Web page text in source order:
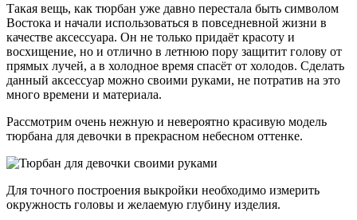
Такая вещь, как тюрбан уже давно перестала быть символом
Востока и начали использоваться в повседневной жизни в
качестве аксессуара. Он не только придаёт красоту и
восхищение, но и отлично в летнюю пору защитит голову от
прямых лучей, а в холодное время спасёт от холодов. Сделать
данный аксессуар можно своими руками, не потратив на это
много времени и материала.
Рассмотрим очень нежную и невероятно красивую модель
тюрбана для девочки в прекрасном небесном оттенке.
Для точного построения выкройки необходимо измерить
окружность головы и желаемую глубину изделия.